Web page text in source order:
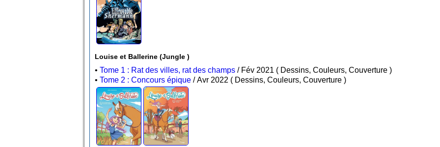
Louise et Ballerine (Jungle )
• Tome 1 : Rat des villes, rat des champs
/ Fév 2021 ( Dessins, Couleurs, Couverture )
• Tome 2 : Concours épique / Avr 2022 ( Dessins, Couleurs, Couverture )